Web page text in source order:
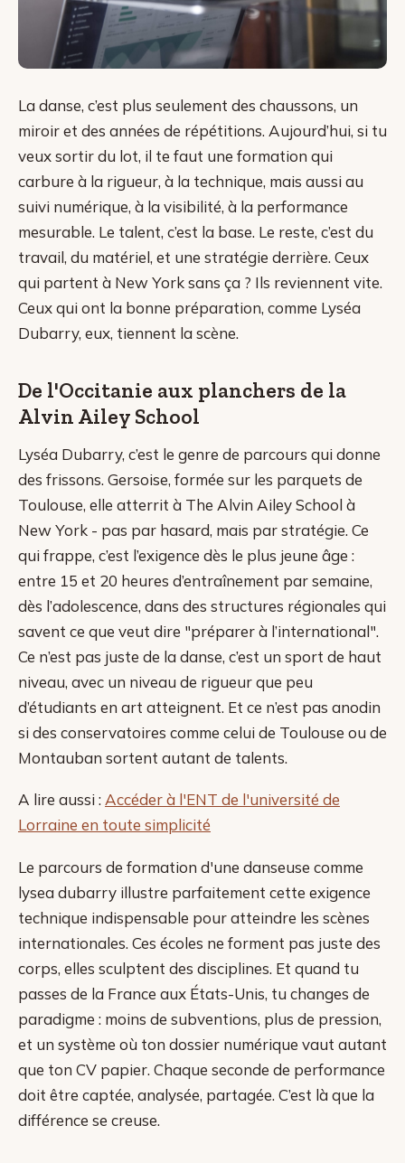
La danse, c’est plus seulement des chaussons, un
miroir et des années de répétitions. Aujourd’hui, si tu
veux sortir du lot, il te faut une formation qui
carbure à la rigueur, à la technique, mais aussi au
suivi numérique, à la visibilité, à la performance
mesurable. Le talent, c’est la base. Le reste, c’est du
travail, du matériel, et une stratégie derrière. Ceux
qui partent à New York sans ça ? Ils reviennent vite.
Ceux qui ont la bonne préparation, comme Lyséa
Dubarry, eux, tiennent la scène.
De l'Occitanie aux planchers de la
Alvin Ailey School
Lyséa Dubarry, c’est le genre de parcours qui donne
des frissons. Gersoise, formée sur les parquets de
Toulouse, elle atterrit à The Alvin Ailey School à
New York - pas par hasard, mais par stratégie. Ce
qui frappe, c’est l’exigence dès le plus jeune âge :
entre 15 et 20 heures d’entraînement par semaine,
dès l’adolescence, dans des structures régionales qui
savent ce que veut dire "préparer à l’international".
Ce n’est pas juste de la danse, c’est un sport de haut
niveau, avec un niveau de rigueur que peu
d’étudiants en art atteignent. Et ce n’est pas anodin
si des conservatoires comme celui de Toulouse ou de
Montauban sortent autant de talents.
A lire aussi :Accéder à l'ENT de l'université de
Lorraine en toute simplicité
Le parcours de formation d'une danseuse comme
lysea dubarry illustre parfaitement cette exigence
technique indispensable pour atteindre les scènes
internationales. Ces écoles ne forment pas juste des
corps, elles sculptent des disciplines. Et quand tu
passes de la France aux États-Unis, tu changes de
paradigme : moins de subventions, plus de pression,
et un système où ton dossier numérique vaut autant
que ton CV papier. Chaque seconde de performance
doit être captée, analysée, partagée. C’est là que la
différence se creuse.